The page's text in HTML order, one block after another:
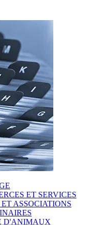
ET SERVICES
ASSOCIATIONS
D'ANIMAUX